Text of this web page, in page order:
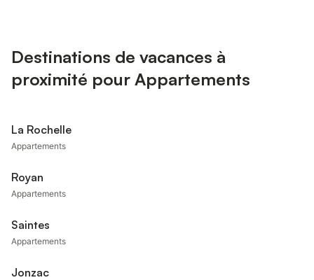
Destinations de vacances à
proximité pour Appartements
La Rochelle
Appartements
Royan
Appartements
Saintes
Appartements
Jonzac